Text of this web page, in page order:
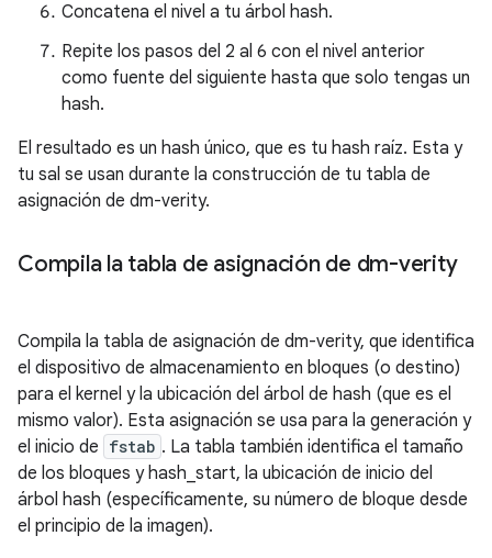
Concatena el nivel a tu árbol hash.
Repite los pasos del 2 al 6 con el nivel anterior
como fuente del siguiente hasta que solo tengas un
hash.
El resultado es un hash único, que es tu hash raíz. Esta y
tu sal se usan durante la construcción de tu tabla de
asignación de dm-verity.
Compila la tabla de asignación de dm-verity
Compila la tabla de asignación de dm-verity, que identifica
el dispositivo de almacenamiento en bloques (o destino)
para el kernel y la ubicación del árbol de hash (que es el
mismo valor). Esta asignación se usa para la generación y
el inicio de fstab . La tabla también identifica el tamaño
de los bloques y hash_start, la ubicación de inicio del
árbol hash (específicamente, su número de bloque desde
el principio de la imagen).